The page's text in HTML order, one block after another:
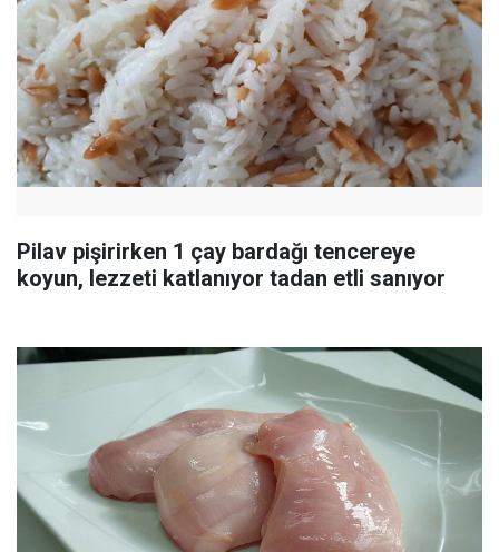
Pilav pişirirken 1 çay bardağı tencereye
koyun, lezzeti katlanıyor tadan etli sanıyor